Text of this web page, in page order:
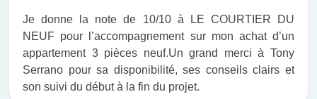
Je donne la note de 10/10 à LE COURTIER DU
NEUF pour l’accompagnement sur mon achat d’un
appartement 3 pièces neuf.​ Un grand merci à Tony
Serrano pour sa disponibilité, ses conseils clairs et
son suivi du début à la fin du projet.​